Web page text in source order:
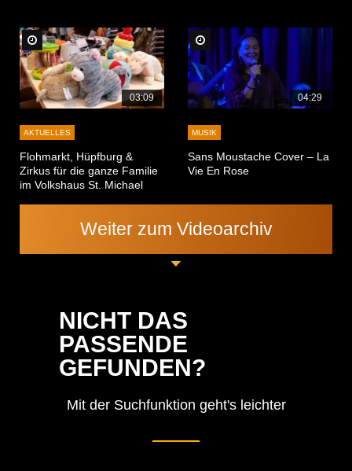
Später Ansehen
03:09
AKTUELLES
Flohmarkt, Hüpfburg &
Zirkus für die ganze Familie
im Volkshaus St. Michael
Später Ansehen
04:29
MUSIK
Sans Moustache Cover – La
Vie En Rose
Weiter zum Videoarchiv
NICHT DAS
PASSENDE
GEFUNDEN?
Mit der Suchfunktion geht's leichter